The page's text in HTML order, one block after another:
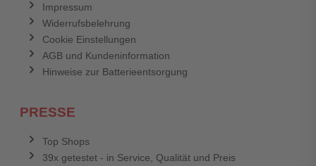
Impressum
Widerrufsbelehrung
Cookie Einstellungen
AGB und Kundeninformation
Hinweise zur Batterieentsorgung
PRESSE
Top Shops
39x getestet - in Service, Qualität und Preis